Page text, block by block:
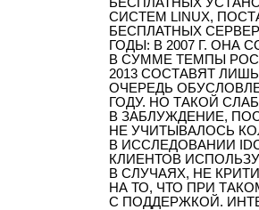
СИСТЕМ LINUX,
БЕСПЛАТНЫХ
ГОДЫ: В 2007 Г. ОНА
В СУММЕ ТЕМПЫ
2013 СОСТАВЯТ
ОЧЕРЕДЬ
ГОДУ. НО ТАКОЙ
В ЗАБЛУЖДЕНИЕ,
НЕ УЧИТЫВАЛОСЬ
В ИССЛЕДОВАНИИ
КЛИЕНТОВ
В СЛУЧАЯХ, НЕ
НА ТО, ЧТО ПРИ
С ПОДДЕРЖКОЙ.